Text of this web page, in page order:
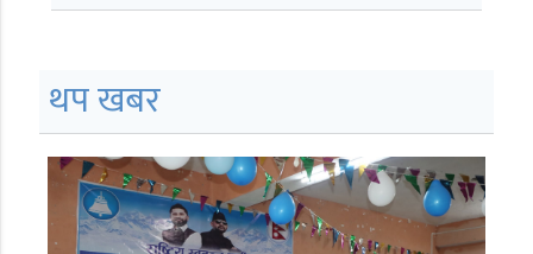
थप खबर